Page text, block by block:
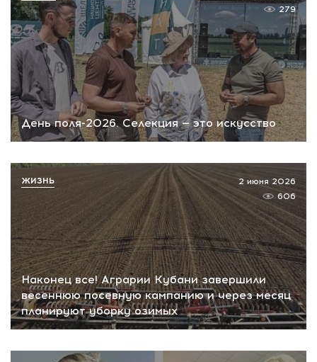
День поля-2026. Селекция — это искусство
279
Наконец все! Аграрии Кубани завершили
весеннюю посевную кампанию и через месяц
планируют уборку озимых
2 июня 2026
606
ЖИЗНЬ